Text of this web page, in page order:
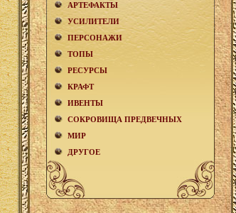
АРТЕФАКТЫ
УСИЛИТЕЛИ
ПЕРСОНАЖИ
ТОПЫ
РЕСУРСЫ
КРАФТ
ИВЕНТЫ
СОКРОВИЩА ПРЕДВЕЧНЫХ
МИР
ДРУГОЕ